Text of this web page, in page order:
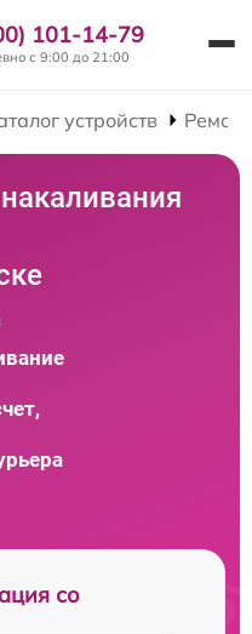
101-14-79
с 9:00 до 21:00
устройств
со